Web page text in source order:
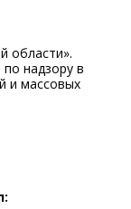
области».
надзору в
и массовых
о
центр
обл., г.